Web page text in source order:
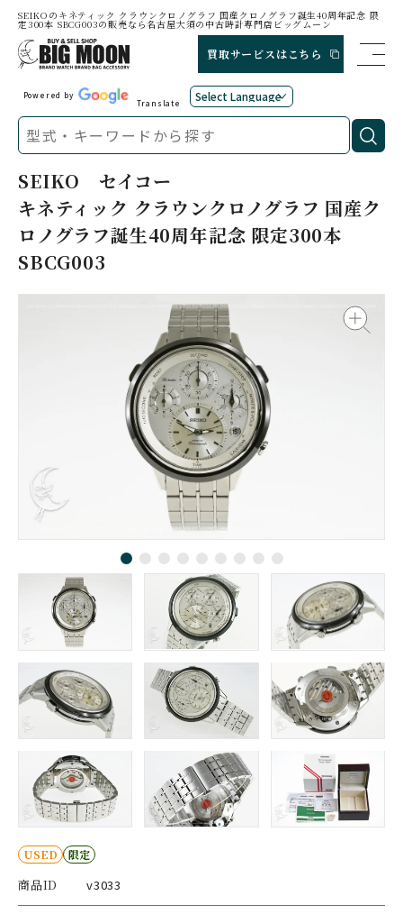
SEIKOのキネティック クラウンクロノグラフ 国産クロノグラフ誕生40周年記念 限
定300本 SBCG003の販売なら名古屋大須の中古時計専門店ビッグムーン
買取サービスはこちら
Powered by
Translate
SEIKO セイコー
キネティック クラウンクロノグラフ 国産ク
ロノグラフ誕生40周年記念 限定300本
SBCG003
USED 限定
商品ID v3033